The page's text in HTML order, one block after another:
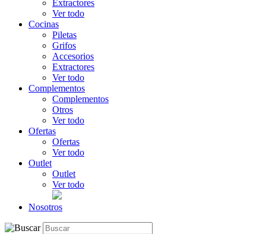
Extractores
Ver todo
Cocinas
Piletas
Grifos
Accesorios
Extractores
Ver todo
Complementos
Complementos
Otros
Ver todo
Ofertas
Ofertas
Ver todo
Outlet
Outlet
Ver todo
Nosotros